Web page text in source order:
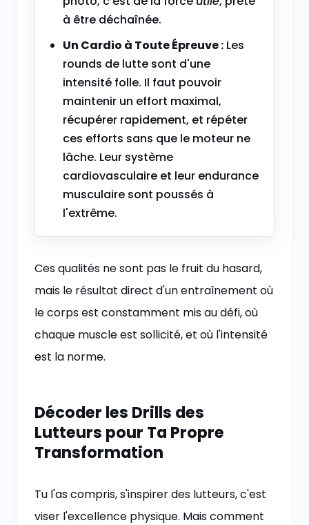
à être déchaînée.
Un Cardio à Toute Épreuve : Les
rounds de lutte sont d'une
intensité folle. Il faut pouvoir
maintenir un effort maximal,
récupérer rapidement, et répéter
ces efforts sans que le moteur ne
lâche. Leur système
cardiovasculaire et leur endurance
musculaire sont poussés à
l'extrême.
Ces qualités ne sont pas le fruit du hasard,
mais le résultat direct d'un entraînement où
le corps est constamment mis au défi, où
chaque muscle est sollicité, et où l'intensité
est la norme.
Décoder les Drills des
Lutteurs pour Ta Propre
Transformation
Tu l'as compris, s'inspirer des lutteurs, c'est
viser l'excellence physique. Mais comment